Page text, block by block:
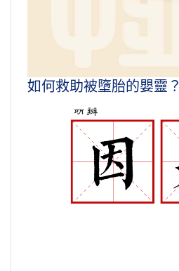
如何救助被墮胎的嬰靈？